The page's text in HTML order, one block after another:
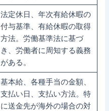
法定休日、年次有給休暇の
付与基準、有給休暇の取得
方法。労働基準法に基づ
き、労働者に周知する義務
がある。
基本給、各種手当の金額、
支払い日、支払い方法。特
に送金先が海外の場合の対